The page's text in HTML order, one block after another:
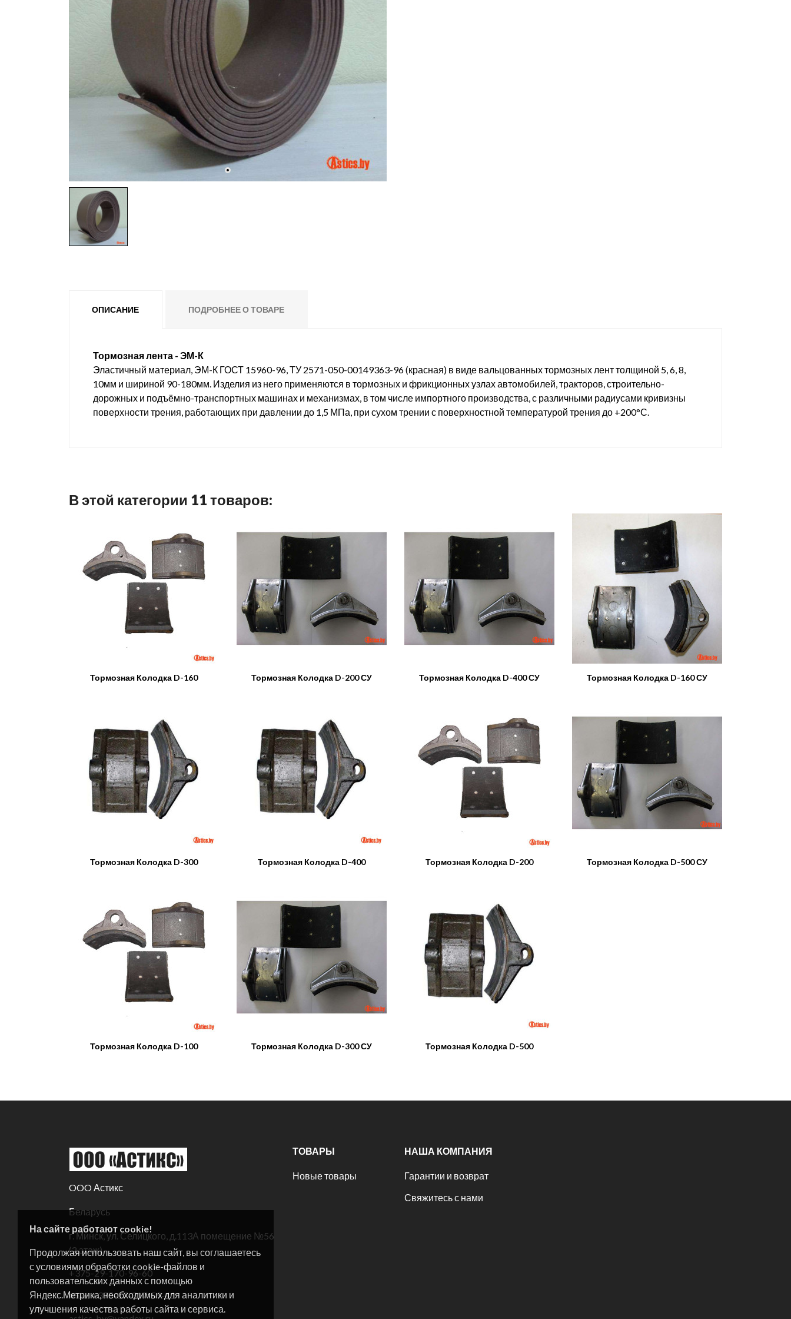
На сайте работают cookie!
Продолжая использовать наш сайт, вы соглашаетесь
с условиями обработки cookie-файлов и
пользовательских данных с помощью
Яндекс.Метрика, необходимых для аналитики и
улучшения качества работы сайта и сервиса.
ОПИСАНИЕ ПОДРОБНЕЕ О ТОВАРЕ
Тормозная лента - ЭМ-К
Эластичный материал, ЭМ-К ГОСТ 15960-96, ТУ 2571-050-00149363-96 (красная) в виде вальцованных тормозных лент толщиной 5, 6, 8,
10мм и шириной 90-180мм. Изделия из него применяются в тормозных и фрикционных узлах автомобилей, тракторов, строительно-
дорожных и подъёмно-транспортных машинах и механизмах, в том числе импортного производства, с различными радиусами кривизны
поверхности трения, работающих при давлении до 1,5 МПа, при сухом трении с поверхностной температурой трения до +200°С.
В этой категории 11 товаров:
Тормозная Колодка D-160 Тормозная Колодка D-200 СУ Тормозная Колодка D-400 СУ Тормозная Колодка D-160 СУ
Тормозная Колодка D-300 Тормозная Колодка D-400 Тормозная Колодка D-200 Тормозная Колодка D-500 СУ
Тормозная Колодка D-100 Тормозная Колодка D-300 СУ Тормозная Колодка D-500
OOO Астикс
Беларусь
г. Минск, ул. Селицкого, д.113А помещение №56
(2 этаж)
+375-29-170-96-60
Факс:+375-17-317-59-41
ТОВАРЫ
Новые товары
НАША КОМПАНИЯ
Гарантии и возврат
Свяжитесь с нами